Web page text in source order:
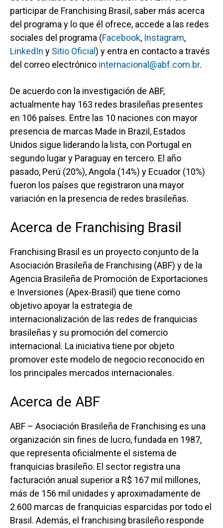
participar de Franchising Brasil, saber más acerca
del programa y lo que él ofrece, accede a las redes
sociales del programa (Facebook, Instagram,
LinkedIn y Sitio Oficial ) y entra en contacto a través
del correo electrónico internacional@abf.com.br.
De acuerdo con la investigación de ABF,
actualmente hay 163 redes brasileñas presentes
en 106 países. Entre las 10 naciones con mayor
presencia de marcas Made in Brazil, Estados
Unidos sigue liderando la lista, con Portugal en
segundo lugar y Paraguay en tercero. El año
pasado, Perú (20%), Angola (14%) y Ecuador (10%)
fueron los países que registraron una mayor
variación en la presencia de redes brasileñas.
Acerca de Franchising Brasil
Franchising Brasil es un proyecto conjunto de la
Asociación Brasileña de Franchising (ABF) y de la
Agencia Brasileña de Promoción de Exportaciones
e Inversiones (Apex-Brasil) que tiene como
objetivo apoyar la estrategia de
internacionalización de las redes de franquicias
brasileñas y su promoción del comercio
internacional. La iniciativa tiene por objeto
promover este modelo de negocio reconocido en
los principales mercados internacionales.
Acerca de ABF
ABF – Asociación Brasileña de Franchising es una
organización sin fines de lucro, fundada en 1987,
que representa oficialmente el sistema de
franquicias brasileño. El sector registra una
facturación anual superior a R$ 167 mil millones,
más de 156 mil unidades y aproximadamente de
2.600 marcas de franquicias esparcidas por todo el
Brasil. Además, el franchising brasileño responde